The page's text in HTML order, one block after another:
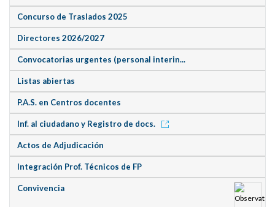
Concurso de Traslados 2025
Directores 2026/2027
Convocatorias urgentes (personal interin...
Listas abiertas
P.A.S. en Centros docentes
Inf. al ciudadano y Registro de docs.
Actos de Adjudicación
Integración Prof. Técnicos de FP
Convivencia